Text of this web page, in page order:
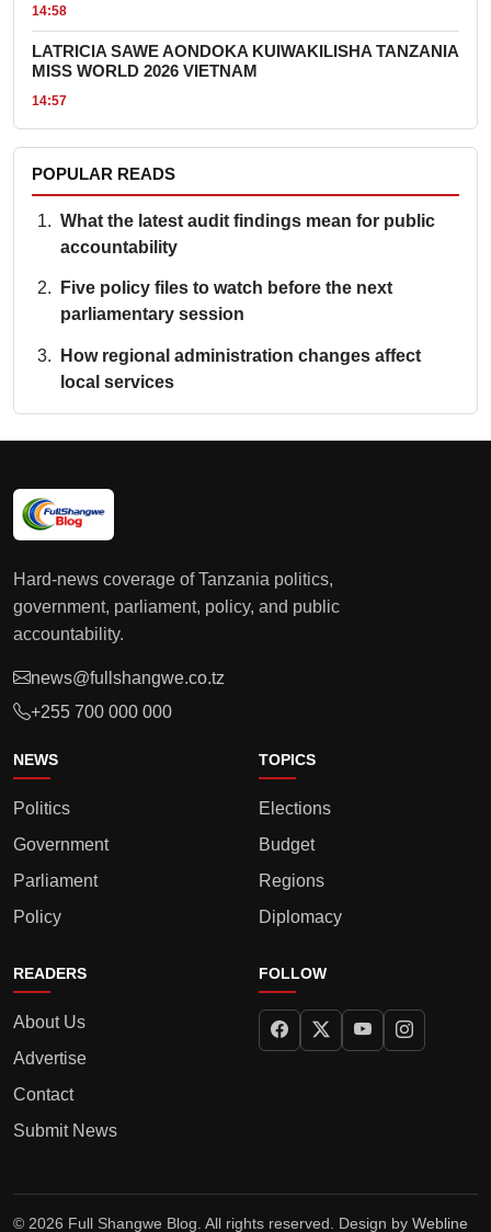
14:58
LATRICIA SAWE AONDOKA KUIWAKILISHA TANZANIA
MISS WORLD 2026 VIETNAM
14:57
POPULAR READS
What the latest audit findings mean for public
accountability
Five policy files to watch before the next
parliamentary session
How regional administration changes affect
local services
Hard-news coverage of Tanzania politics,
government, parliament, policy, and public
accountability.
news@fullshangwe.co.tz
+255 700 000 000
NEWS
Politics
Government
Parliament
Policy
TOPICS
Elections
Budget
Regions
Diplomacy
READERS
About Us
Advertise
Contact
Submit News
FOLLOW
© 2026 Full Shangwe Blog. All rights reserved. Design by Webline